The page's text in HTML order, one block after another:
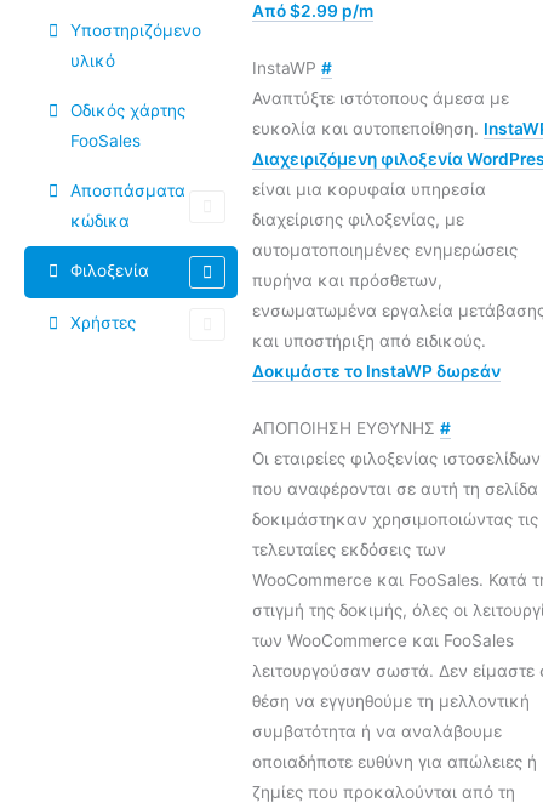
Υποστηριζόμενο
υλικό
Οδικός χάρτης
FooSales
Αποσπάσματα
κώδικα
Φιλοξενία
Χρήστες
Από $2.99 p/m
InstaWP #
Αναπτύξτε ιστότοπους άμεσα με
ευκολία και αυτοπεποίθηση.
Διαχειριζόμενη φιλοξενία
είναι μια κορυφαία υπηρεσία
διαχείρισης φιλοξενίας, με
αυτοματοποιημένες ενημερώσεις
πυρήνα και πρόσθετων,
ενσωματωμένα εργαλεία
και υποστήριξη από ειδικούς.
Δοκιμάστε το InstaWP δωρεάν
ΑΠΟΠΟΙΗΣΗ ΕΥΘΥΝΗΣ #
Οι εταιρείες φιλοξενίας ιστοσελίδων
που αναφέρονται σε αυτή τη σελίδα
δοκιμάστηκαν χρησιμοποιώντας τις
τελευταίες εκδόσεις των
WooCommerce και FooSales. Κατά
στιγμή της δοκιμής, όλες οι
των WooCommerce και FooSales
λειτουργούσαν σωστά. Δεν είμαστε
θέση να εγγυηθούμε τη μελλοντική
συμβατότητα ή να αναλάβουμε
οποιαδήποτε ευθύνη για απώλειες ή
ζημίες που προκαλούνται από τη